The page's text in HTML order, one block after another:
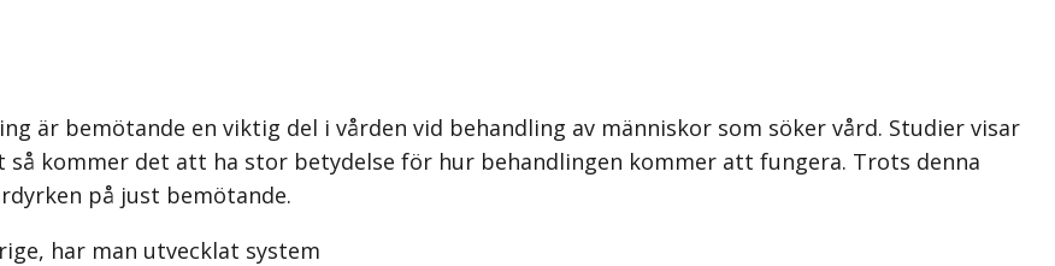
är bemötande en viktig del i vården vid behandling av människor som söker vård. Studier visar
kommer det att ha stor betydelse för hur behandlingen kommer att fungera. Trots denna
på just bemötande.
har man utvecklat system